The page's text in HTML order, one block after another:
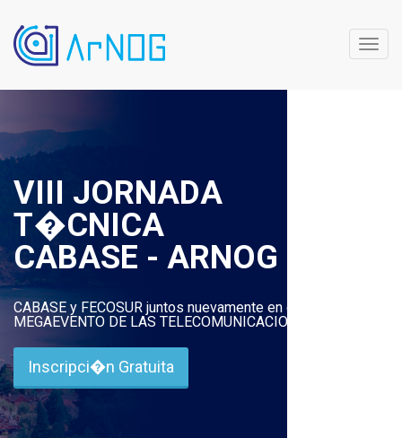
VIII JORNADA
T�CNICA
CABASE - ARNOG
CABASE y FECOSUR juntos nuevamente en el
MEGAEVENTO DE LAS TELECOMUNICACIONES.
Inscripci�n Gratuita